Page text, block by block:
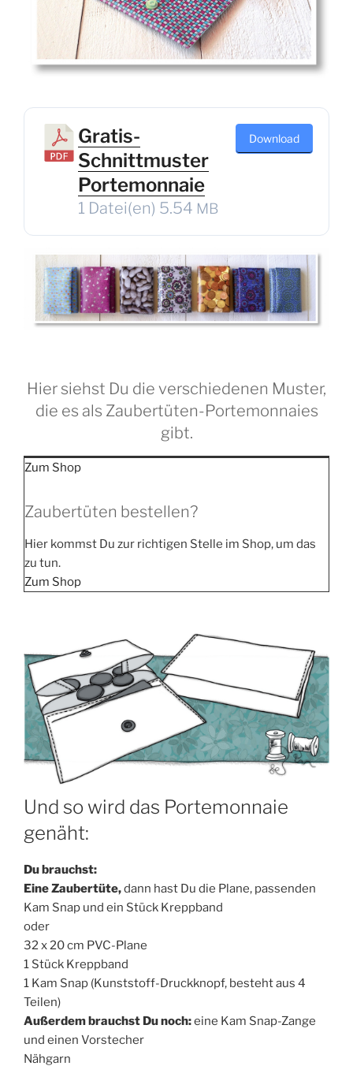
Gratis-
Schnittmuster
Portemonnaie
1 Datei(en) 5.54 MB
Down­load
Hier siehst Du die verschiedenen Muster,
die es als Zaubertüten-Portemonnaies
gibt.
Zum Shop
Zaubertüten bestellen?
Hier kommst Du zur rich­ti­gen Stel­le im Shop, um das
zu tun.
Zum Shop
Und so wird das Portemonnaie
genäht:
Du brauchst:
Eine Zau­ber­tü­te,dann hast Du die Pla­ne, pas­sen­den
Kam Snap und ein Stück Kreppband
oder
32 x 20 cm PVC-Plane
1 Stück Kreppband
1 Kam Snap (Kunst­stoff-Druck­knopf, besteht aus 4
Teilen)
Außer­dem brauchst Du noch:eine Kam Snap-Zan­ge
und einen Vorstecher
Nähgarn